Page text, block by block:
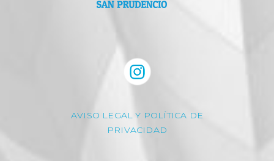
AVISO LEGAL Y POLÍTICA DE
PRIVACIDAD